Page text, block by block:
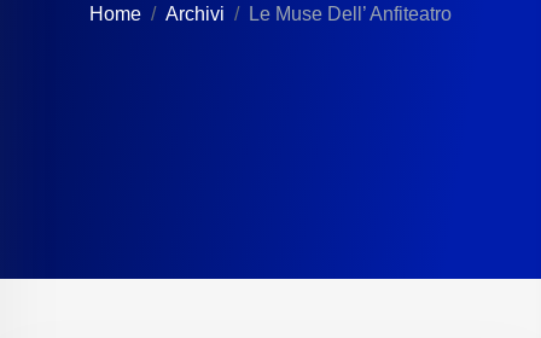
Home Archivi Le Muse Dell’ Anfiteatro